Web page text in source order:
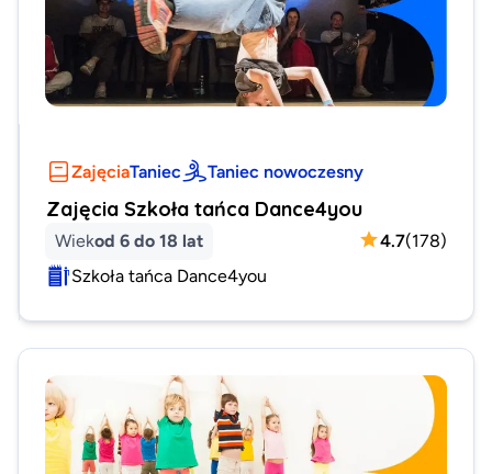
ZajęciaTaniec Taniec nowoczesny
Zajęcia Szkoła tańca Dance4you
Wiekod 6 do 18 lat 4.7(178)
Szkoła tańca Dance4you